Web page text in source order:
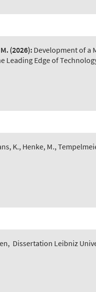
(2026): Development of a
Leading Edge of
K., Henke, M.,
, Dissertation Leibniz